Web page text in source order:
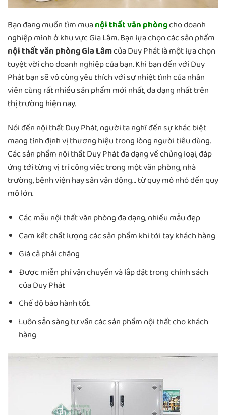
Bạn đang muốn tìm muanội thất văn phòngcho doanh
nghiệp mình ở khu vực Gia Lâm. Bạn lựa chọn các sản phẩm
nội thất văn phòng Gia Lâmcủa Duy Phát là một lựa chọn
tuyệt vời cho doanh nghiệp của bạn. Khi bạn đến với Duy
Phát bạn sẽ vô cùng yêu thích với sự nhiệt tình của nhân
viên cùng rất nhiều sản phẩm mới nhất, đa dạng nhất trên
thị trường hiện nay.
Nói đến nội thất Duy Phát, người ta nghĩ đến sự khác biệt
mang tính định vị thương hiệu trong lòng người tiêu dùng.
Các sản phẩm nội thất Duy Phát đa dạng về chủng loại, đáp
ứng tới từng vị trí công việc trong một văn phòng, nhà
trường, bệnh viện hay sân vận động… từ quy mô nhỏ đến quy
mô lớn.
Các mẫu nội thất văn phòng đa dạng, nhiều mẫu đẹp
Cam kết chất lượng các sản phẩm khi tới tay khách hàng
Giá cả phải chăng
Được miễn phí vận chuyển và lắp đặt trong chính sách
của Duy Phát
Chế độ bảo hành tốt.
Luôn sẵn sàng tư vấn các sản phẩm nội thất cho khách
hàng